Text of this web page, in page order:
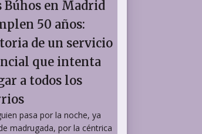
Búhos en Madrid
50 años:
de un servicio
que intenta
a todos los
pasa por la noche, ya
madrugada, por la céntrica